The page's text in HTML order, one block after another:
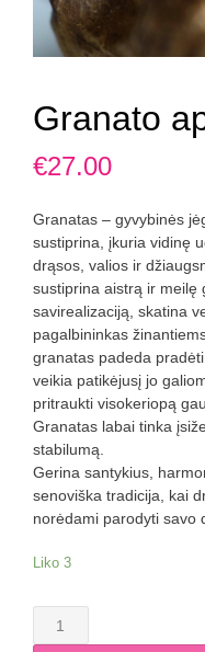
Granato
€27.00
Granatas – gyvybinės
sustiprina, įkuria vidinę
drąsos, valios ir
sustiprina aistrą ir meilę
savirealizaciją, skatina
pagalbininkas
granatas padeda
veikia patikėjusį jo
pritraukti visokeriopą
Granatas labai tinka
stabilumą.
Gerina santykius,
senoviška tradicija, kai
norėdami parodyti savo
Liko 3
produkto
kiekis: